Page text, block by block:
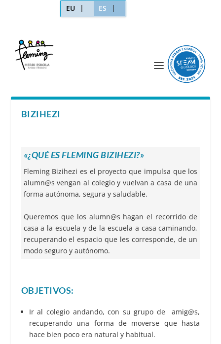
EU ES
BIZIHEZI
«¿QUÉ ES FLEMING BIZIHEZI?»
Fleming Bizihezi es el proyecto que impulsa que los
alumn@s vengan al colegio y vuelvan a casa de una
forma autónoma, segura y saludable.
Queremos que los alumn@s hagan el recorrido de
casa a la escuela y de la escuela a casa caminando,
recuperando el espacio que les corresponde, de un
modo seguro y autónomo.
OBJETIVOS:
Ir al colegio andando, con su grupo de amig@s,
recuperando una forma de moverse que hasta
hace bien poco era natural y habitual.